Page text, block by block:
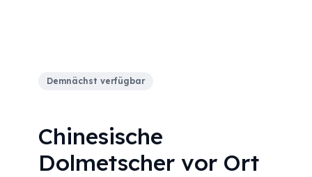
Demnächst verfügbar
Chinesische
Dolmetscher vor Ort